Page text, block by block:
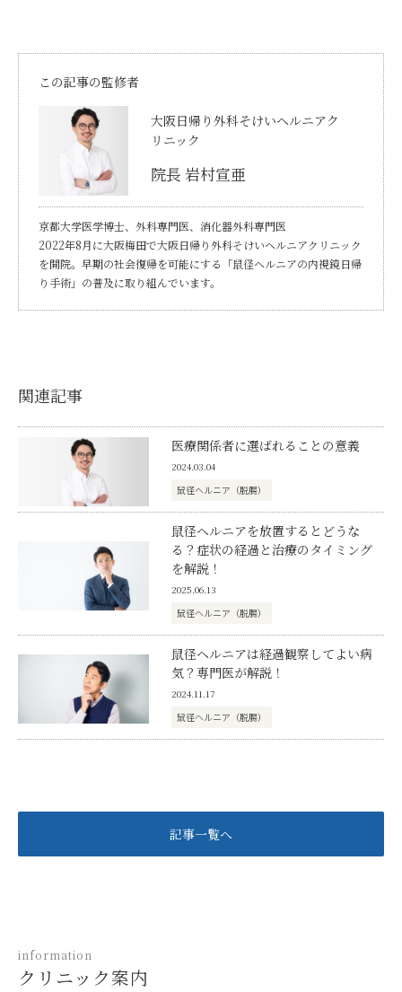
この記事の監修者
大阪日帰り外科そけいヘルニアク
リニック
院長 岩村宣亜
京都大学医学博士、外科専門医、消化器外科専門医
2022年8月に大阪梅田で大阪日帰り外科そけいヘルニアクリニック
を開院。早期の社会復帰を可能にする「鼠径ヘルニアの内視鏡日帰
り手術」の普及に取り組んでいます。
関連記事
医療関係者に選ばれることの意義
2024.03.04
鼠径ヘルニア（脱腸）
鼠径ヘルニアを放置するとどうな
る？症状の経過と治療のタイミング
を解説！
2025.06.13
鼠径ヘルニア（脱腸）
鼠径ヘルニアは経過観察してよい病
気？専門医が解説！
2024.11.17
鼠径ヘルニア（脱腸）
記事一覧へ
information
クリニック案内